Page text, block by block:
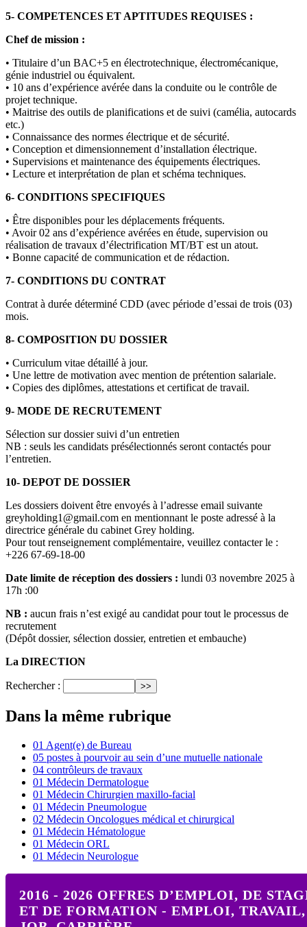
5- COMPETENCES ET APTITUDES REQUISES :
Chef de mission :
• Titulaire d’un BAC+5 en électrotechnique, électromécanique,
génie industriel ou équivalent.
• 10 ans d’expérience avérée dans la conduite ou le contrôle de
projet technique.
• Maitrise des outils de planifications et de suivi (camélia, autocards
etc.)
• Connaissance des normes électrique et de sécurité.
• Conception et dimensionnement d’installation électrique.
• Supervisions et maintenance des équipements électriques.
• Lecture et interprétation de plan et schéma techniques.
6- CONDITIONS SPECIFIQUES
• Être disponibles pour les déplacements fréquents.
• Avoir 02 ans d’expérience avérées en étude, supervision ou
réalisation de travaux d’électrification MT/BT est un atout.
• Bonne capacité de communication et de rédaction.
7- CONDITIONS DU CONTRAT
Contrat à durée déterminé CDD (avec période d’essai de trois (03)
mois.
8- COMPOSITION DU DOSSIER
• Curriculum vitae détaillé à jour.
• Une lettre de motivation avec mention de prétention salariale.
• Copies des diplômes, attestations et certificat de travail.
9- MODE DE RECRUTEMENT
Sélection sur dossier suivi d’un entretien
NB : seuls les candidats présélectionnés seront contactés pour
l’entretien.
10- DEPOT DE DOSSIER
Les dossiers doivent être envoyés à l’adresse email suivante
greyholding1@gmail.com en mentionnant le poste adressé à la
directrice générale du cabinet Grey holding.
Pour tout renseignement complémentaire, veuillez contacter le :
+226 67-69-18-00
Date limite de réception des dossiers : lundi 03 novembre 2025 à
17h :00
NB : aucun frais n’est exigé au candidat pour tout le processus de
recrutement
(Dépôt dossier, sélection dossier, entretien et embauche)
La DIRECTION
Rechercher :
Dans la même rubrique
01 Agent(e) de Bureau
05 postes à pourvoir au sein d’une mutuelle nationale
04 contrôleurs de travaux
01 Médecin Dermatologue
01 Médecin Chirurgien maxillo-facial
01 Médecin Pneumologue
02 Médecin Oncologues médical et chirurgical
01 Médecin Hématologue
01 Médecin ORL
01 Médecin Neurologue
2016 - 2026 OFFRES D’EMPLOI, DE
ET DE FORMATION - EMPLOI, TRAVAIL,